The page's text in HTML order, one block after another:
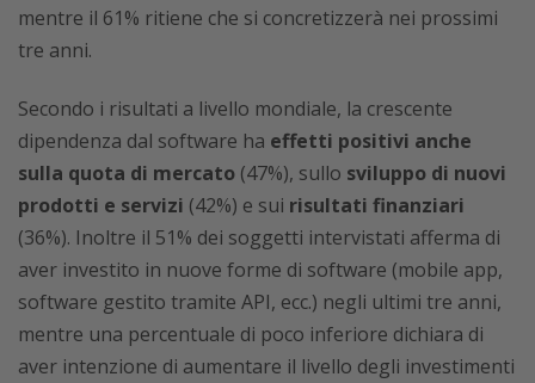
mentre il 61% ritiene che si concretizzerà nei prossimi
tre anni.
Secondo i risultati a livello mondiale, la crescente
dipendenza dal software ha effetti positivi anche
sulla quota di mercato (47%), sullo sviluppo di nuovi
prodotti e servizi (42%) e sui risultati finanziari
(36%). Inoltre il 51% dei soggetti intervistati afferma di
aver investito in nuove forme di software (mobile app,
software gestito tramite API, ecc.) negli ultimi tre anni,
mentre una percentuale di poco inferiore dichiara di
aver intenzione di aumentare il livello degli investimenti